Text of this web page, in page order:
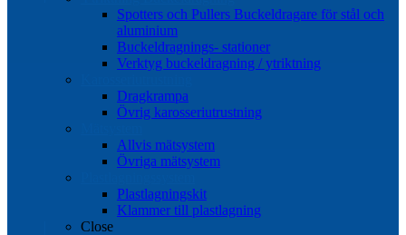
Spotters och Pullers Buckeldragare för stål och
aluminium
Buckeldragnings- stationer
Verktyg buckeldragning / ytriktning
Dragkrampa
Övrig karosseriutrustning
Allvis mätsystem
Övriga mätsystem
Plastlagningskit
Klammer till plastlagning
Close